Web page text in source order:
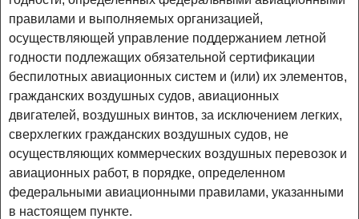
правилами и выполняемых организацией,
осуществляющей управление поддержанием летной
годности подлежащих обязательной сертификации
беспилотных авиационных систем и (или) их элементов,
гражданских воздушных судов, авиационных
двигателей, воздушных винтов, за исключением легких,
сверхлегких гражданских воздушных судов, не
осуществляющих коммерческих воздушных перевозок и
авиационных работ, в порядке, определенном
федеральными авиационными правилами, указанными
в настоящем пункте.